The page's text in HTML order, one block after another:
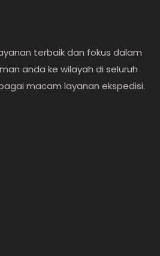
terbaik dan fokus dalam
anda ke wilayah di seluruh
macam layanan ekspedisi.